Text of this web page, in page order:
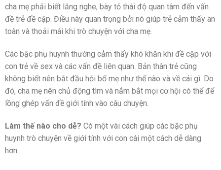
cha mẹ phải biết lắng nghe, bày tỏ thái độ quan tâm đến vấn
đề trẻ đề cập. Điều này quan trọng bởi nó giúp trẻ cảm thấy an
toàn và thoải mái khi trò chuyện với cha mẹ.
Các bậc phụ huynh thường cảm thấy khó khăn khi đề cập với
con trẻ về sex và các vấn đề liên quan. Bản thân trẻ cũng
không biết nên bắt đầu hỏi bố mẹ như thế nào và về cái gì. Do
đó, cha mẹ nên chủ động tìm và nắm bắt mọi cơ hội có thể để
lồng ghép vấn đề giới tính vào câu chuyện.
Làm thế nào cho dễ? Có một vài cách giúp các bậc phụ
huynh trò chuyện về giới tính với con cái một cách dễ dàng
hơn: